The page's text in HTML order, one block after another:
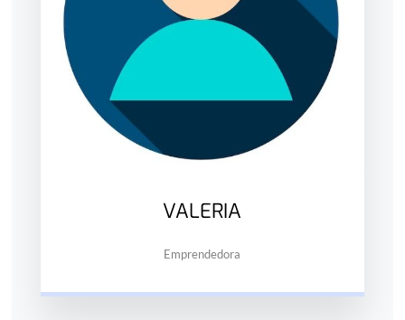
VALERIA
Emprendedora